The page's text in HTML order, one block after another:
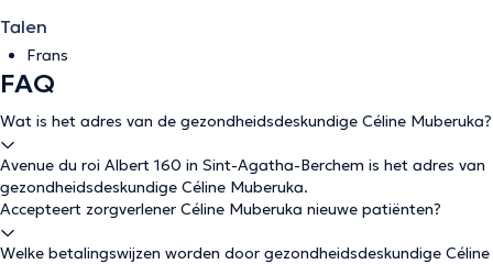
Talen
Frans
FAQ
Wat is het adres van de gezondheidsdeskundige Céline Muberuka?
Avenue du roi Albert 160 in Sint-Agatha-Berchem is het adres van
gezondheidsdeskundige Céline Muberuka.
Accepteert zorgverlener Céline Muberuka nieuwe patiënten?
Welke betalingswijzen worden door gezondheidsdeskundige Céline